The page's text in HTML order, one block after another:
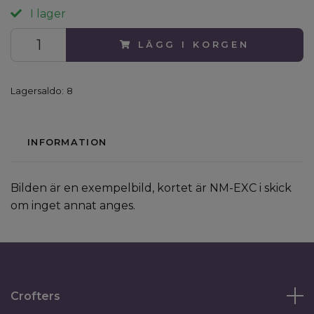
I lager
LÄGG I KORGEN
Lagersaldo: 8
INFORMATION
Bilden är en exempelbild, kortet är NM-EXC i skick
om inget annat anges.
Crofters